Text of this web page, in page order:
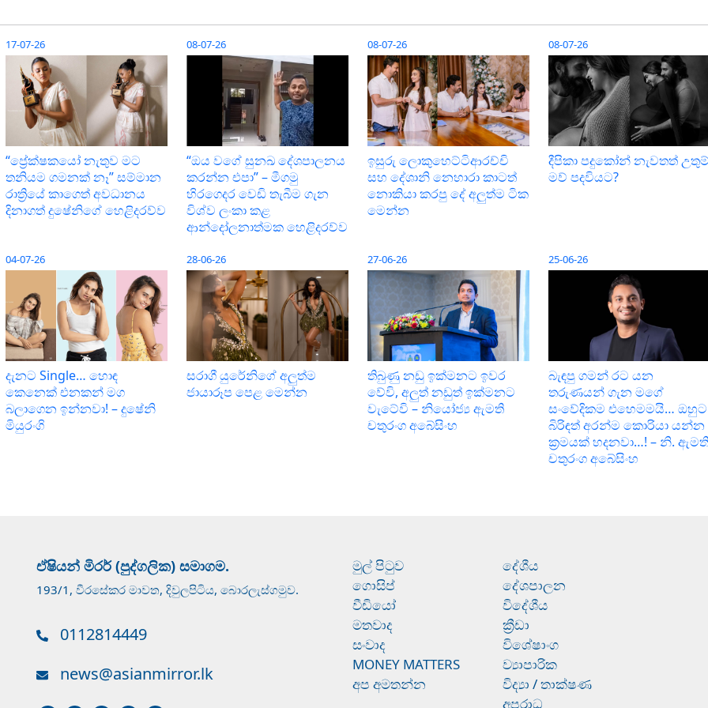
17-07-26
“ප්‍රේක්ෂකයෝ නැතුව මට
තනියම ගමනක් නෑ” සම්මාන
රාත්‍රියේ කාගෙත් අවධානය
දිනාගත් දුෂේනිගේ හෙළිදරව්ව
08-07-26
“ඔය වගේ සුනඛ දේශපාලනය
කරන්න එපා” – මීගමු
හිරගෙදර වෙඩි තැබීම ගැන
විශ්ව ලංකා කළ
ආන්දෝලනාත්මක හෙළිදරව්ව
08-07-26
ඉසුරු ලොකුහෙට්ටිආරච්චි
සහ දේශානි නෙහාරා කාටත්
නොකියා කරපු දේ අලුත්ම ටික
මෙන්න
08-07-26
දීපිකා පදුකෝන් නැවතත්
මව් පදවියට?
04-07-26
දැනට Single… හොඳ
කෙනෙක් එනකන් මග
බලාගෙන ඉන්නවා! – දුෂේනි
මියුරංගි
28-06-26
සරාගී යුරේනිගේ අලුත්ම
ජායාරූප පෙළ මෙන්න
27-06-26
තිබුණු නඩු ඉක්මනට ඉවර
වේවි, අලුත් නඩුත් ඉක්මනට
වැටේවි – නියෝජ්‍ය ඇමති
චතුරංග අබේසිංහ
25-06-26
බැඳපු ගමන් රට යන
තරුණයන් ගැන මගේ
සංවේදිකම එහෙමමයි… ඔහුට
බිරිඳත් අරන්ම කොරියා යන්න
ක්‍රමයක් හදනවා…! – නි. ඇමති
චතුරංග අබේසිංහ
ඒෂියන් මිරර් (පුද්ගලික) සමාගම.
193/1, වීරසේකර මාවත, දිවුලපිටිය, බොරලැස්ගමුව.
0112814449
news@asianmirror.lk
මුල් පිටුව
ගොසිප්
වීඩියෝ
මතවාද
සංවාද
MONEY MATTERS
අප අමතන්න
දේශීය
දේශපාලන
විදේශීය
ක්‍රීඩා
විශේෂාංග
ව්‍යාපාරික
විද්‍යා / තාක්ෂණ
අපරාධ